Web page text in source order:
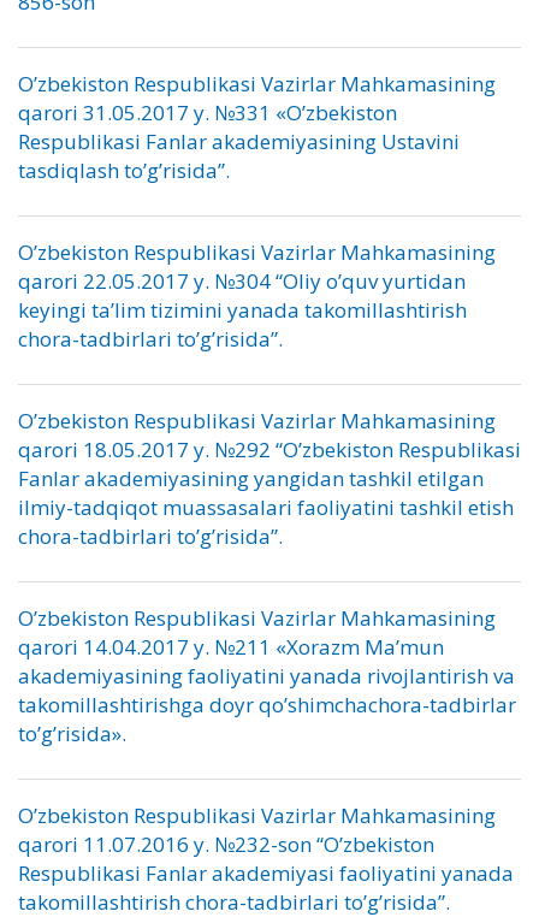
O’zbekiston Respublikasi Vazirlar Mahkamasining
qarori 31.05.2017 y. №331 «O’zbekiston
Respublikasi Fanlar akademiyasining Ustavini
tasdiqlash to’g’risida”.
O’zbekiston Respublikasi Vazirlar Mahkamasining
qarori 22.05.2017 y. №304 “Oliy o’quv yurtidan
keyingi ta’lim tizimini yanada takomillashtirish
chora-tadbirlari to’g’risida”.
O’zbekiston Respublikasi Vazirlar Mahkamasining
qarori 18.05.2017 y. №292 “O’zbekiston Respublikasi
Fanlar akademiyasining yangidan tashkil etilgan
ilmiy-tadqiqot muassasalari faoliyatini tashkil etish
chora-tadbirlari to’g’risida”.
O’zbekiston Respublikasi Vazirlar Mahkamasining
qarori 14.04.2017 y. №211 «Xorazm Ma’mun
akademiyasining faoliyatini yanada rivojlantirish va
takomillashtirishga doyr qo’shimchachora-tadbirlar
to’g’risida».
O’zbekiston Respublikasi Vazirlar Mahkamasining
qarori 11.07.2016 y. №232-son “O’zbekiston
Respublikasi Fanlar akademiyasi faoliyatini yanada
takomillashtirish chora-tadbirlari to’g’risida”.